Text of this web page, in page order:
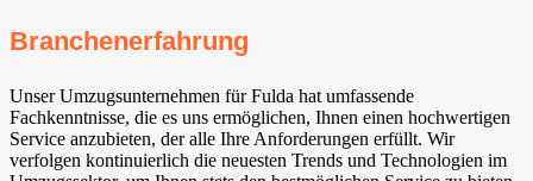
Branchenerfahrung
Unser Umzugsunternehmen für Fulda hat umfassende
Fachkenntnisse, die es uns ermöglichen, Ihnen einen hochwertigen
Service anzubieten, der alle Ihre Anforderungen erfüllt. Wir
verfolgen kontinuierlich die neuesten Trends und Technologien im